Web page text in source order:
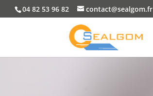
04 82 53 96 82 contact@sealgom.fr